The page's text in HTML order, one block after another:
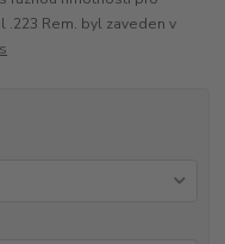
Rem. byl zaveden v